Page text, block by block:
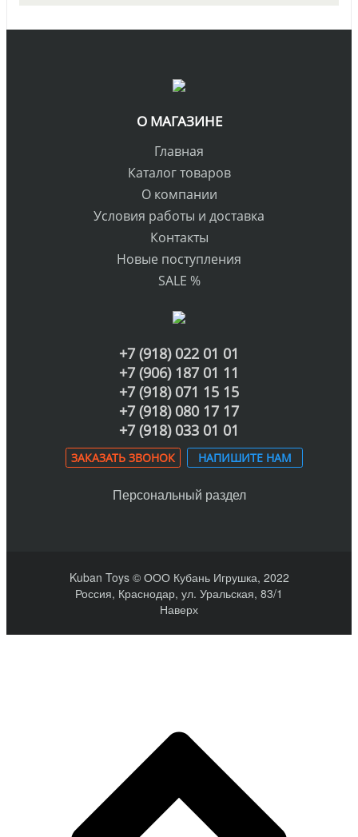
О МАГАЗИНЕ
Главная
Каталог товаров
О компании
Условия работы и доставка
Контакты
Новые поступления
SALE %
+7 (918) 022 01 01
+7 (906) 187 01 11
+7 (918) 071 15 15
+7 (918) 080 17 17
+7 (918) 033 01 01
ЗАКАЗАТЬ ЗВОНОК НАПИШИТЕ НАМ
Персональный раздел
Kuban Toys © ООО Кубань Игрушка, 2022
Россия, Краснодар, ул. Уральская, 83/1
Наверх